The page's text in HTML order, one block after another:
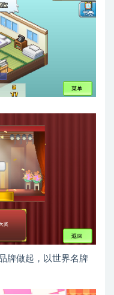
牌做起，以世界名牌